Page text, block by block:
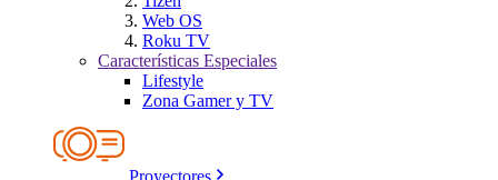
Web OS
Roku TV
Características Especiales
Lifestyle
Zona Gamer y TV
Proyectores